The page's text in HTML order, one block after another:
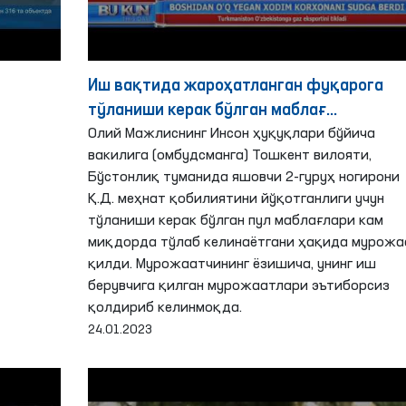
Иш вақтида жароҳатланган фуқарога
тўланиши керак бўлган маблағ
камайтириб тўланаётгани аниқланди -
Омбудсман
Олий Мажлиснинг Инсон ҳуқуқлари бўйича
вакилига (омбудсманга) Тошкент вилояти,
Бўстонлиқ туманида яшовчи 2-гуруҳ ногирони
Қ.Д. меҳнат қобилиятини йўқотганлиги учун
тўланиши керак бўлган пул маблағлари кам
миқдорда тўлаб келинаётгани ҳақида
қилди. Мурожаатчининг ёзишича, унинг иш
берувчига қилган мурожаатлари эътиборсиз
қолдириб келинмоқда.
24.01.2023